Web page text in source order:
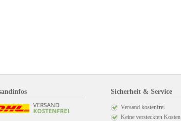
Sicherheit & Service
Versand kostenfrei
Keine versteckten Kosten